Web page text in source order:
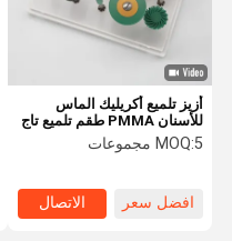
أزيز تلميع أكريليك الماس
للأسنان PMMA طقم تلميع تاج
زركونيا
MOQ:5 مجموعات
افضل سعر الاتصال